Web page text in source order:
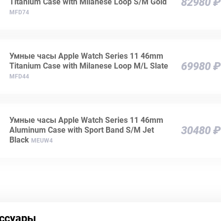
MFD74
Умные часы Apple Watch Series 11 46mm
Titanium Case with Milanese Loop M/L Slate
MFD44
69980 ₽
Умные часы Apple Watch Series 11 46mm
Aluminum Case with Sport Band S/M Jet
Black MEUW4
30480 ₽